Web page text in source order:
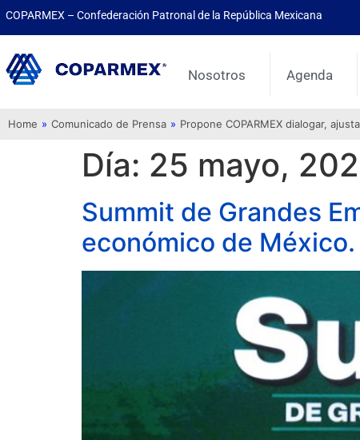
COPARMEX – Confederación Patronal de la República Mexicana
Nosotros Agenda
Home » Comunicado de Prensa » Propone COPARMEX dialogar,
Día: 25 mayo,
Summit de Grandes
económico de México.